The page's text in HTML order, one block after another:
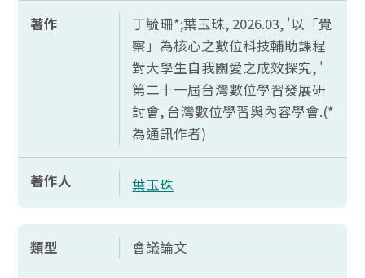
著作
丁毓珊*;葉玉珠, 2026.03, '以「覺
察」為核心之數位科技輔助課程
對大學生自我關愛之成效探究, '
第二十一屆台灣數位學習發展研
討會, 台灣數位學習與內容學會.(*
為通訊作者)
著作人 葉玉珠
類型 會議論文